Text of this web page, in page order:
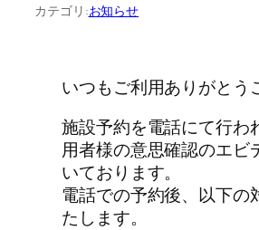
カテゴリ:お知らせ
いつもご利用ありがとう
施設予約を電話にて行わ
用者様の意思確認のエビ
いております。
電話での予約後、以下の
たします。